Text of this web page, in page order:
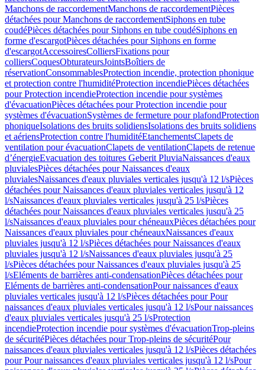
Manchons de raccordementManchons de raccordementPièces
détachées pour Manchons de raccordementSiphons en tube
coudéPièces détachées pour Siphons en tube coudéSiphons en
forme d'escargotPièces détachées pour Siphons en forme
d'escargotAccessoiresColliersFixations pour
colliersCoquesObturateursJointsBoîtiers de
réservationConsommablesProtection incendie, protection phonique
et protection contre l'humiditéProtection incendiePièces détachées
pour Protection incendieProtection incendie pour systèmes
d'évacuationPièces détachées pour Protection incendie pour
systèmes d'évacuationSystèmes de fermeture pour plafondProtection
phoniqueIsolations des bruits solidiensIsolations des bruits solidiens
et aériensProtection contre l'humiditéEtanchementsClapets de
ventilation pour évacuationClapets de ventilationClapets de retenue
d’énergieEvacuation des toitures Geberit PluviaNaissances d'eaux
pluvialesPièces détachées pour Naissances d'eaux
pluvialesNaissances d'eaux pluviales verticales jusqu'à 12 l/sPièces
détachées pour Naissances d'eaux pluviales verticales jusqu'à 12
l/sNaissances d'eaux pluviales verticales jusqu'à 25 l/sPièces
détachées pour Naissances d'eaux pluviales verticales jusqu'à 25
l/sNaissances d'eaux pluviales pour chéneauxPièces détachées pour
Naissances d'eaux pluviales pour chéneauxNaissances d'eaux
pluviales jusqu'à 12 l/sPièces détachées pour Naissances d'eaux
pluviales jusqu'à 12 l/sNaissances d'eaux pluviales jusqu'à 25
l/sPièces détachées pour Naissances d'eaux pluviales jusqu'à 25
l/sEléments de barrières anti-condensationPièces détachées pour
Eléments de barrières anti-condensationPour naissances d'eaux
pluviales verticales jusqu'à 12 l/sPièces détachées pour Pour
naissances d'eaux pluviales verticales jusqu'à 12 l/sPour naissances
d'eaux pluviales verticales jusqu'à 25 l/sProtection
incendieProtection incendie pour systèmes d'évacuationTrop-pleins
de sécuritéPièces détachées pour Trop-pleins de sécuritéPour
naissances d'eaux pluviales verticales jusqu'à 12 l/sPièces détachées
pour Pour naissances d'eaux pluviales verticales jusqu'à 12 l/sPour